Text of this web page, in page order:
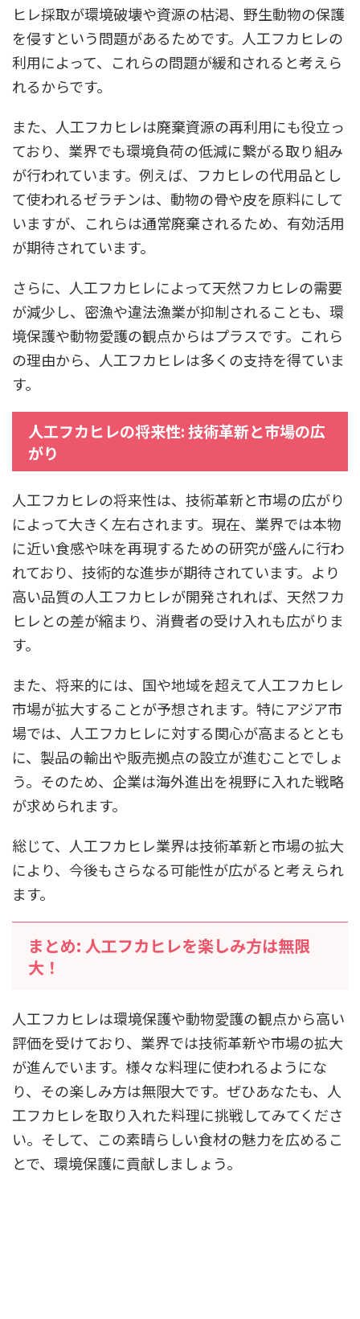
ヒレ採取が環境破壊や資源の枯渇、野生動物の保護
を侵すという問題があるためです。人工フカヒレの
利用によって、これらの問題が緩和されると考えら
れるからです。
また、人工フカヒレは廃棄資源の再利用にも役立っ
ており、業界でも環境負荷の低減に繋がる取り組み
が行われています。例えば、フカヒレの代用品とし
て使われるゼラチンは、動物の骨や皮を原料にして
いますが、これらは通常廃棄されるため、有効活用
が期待されています。
さらに、人工フカヒレによって天然フカヒレの需要
が減少し、密漁や違法漁業が抑制されることも、環
境保護や動物愛護の観点からはプラスです。これら
の理由から、人工フカヒレは多くの支持を得ていま
す。
人工フカヒレの将来性: 技術革新と市場の広
がり
人工フカヒレの将来性は、技術革新と市場の広がり
によって大きく左右されます。現在、業界では本物
に近い食感や味を再現するための研究が盛んに行わ
れており、技術的な進歩が期待されています。より
高い品質の人工フカヒレが開発されれば、天然フカ
ヒレとの差が縮まり、消費者の受け入れも広がりま
す。
また、将来的には、国や地域を超えて人工フカヒレ
市場が拡大することが予想されます。特にアジア市
場では、人工フカヒレに対する関心が高まるととも
に、製品の輸出や販売拠点の設立が進むことでしょ
う。そのため、企業は海外進出を視野に入れた戦略
が求められます。
総じて、人工フカヒレ業界は技術革新と市場の拡大
により、今後もさらなる可能性が広がると考えられ
ます。
まとめ: 人工フカヒレを楽しみ方は無限
大！
人工フカヒレは環境保護や動物愛護の観点から高い
評価を受けており、業界では技術革新や市場の拡大
が進んでいます。様々な料理に使われるようにな
り、その楽しみ方は無限大です。ぜひあなたも、人
工フカヒレを取り入れた料理に挑戦してみてくださ
い。そして、この素晴らしい食材の魅力を広めるこ
とで、環境保護に貢献しましょう。